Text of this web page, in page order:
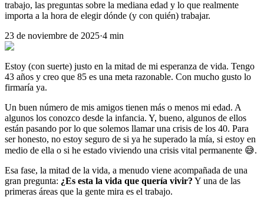
trabajo, las preguntas sobre la mediana edad y lo que realmente
importa a la hora de elegir dónde (y con quién) trabajar.
23 de noviembre de 2025·4 min
Estoy (con suerte) justo en la mitad de mi esperanza de vida. Tengo
43 años y creo que 85 es una meta razonable. Con mucho gusto lo
firmaría ya.
Un buen número de mis amigos tienen más o menos mi edad. A
algunos los conozco desde la infancia. Y, bueno, algunos de ellos
están pasando por lo que solemos llamar una crisis de los 40. Para
ser honesto, no estoy seguro de si ya he superado la mía, si estoy en
medio de ella o si he estado viviendo una crisis vital permanente 😅.
Esa fase, la mitad de la vida, a menudo viene acompañada de una
gran pregunta: ¿Es esta la vida que quería vivir? Y una de las
primeras áreas que la gente mira es el trabajo.